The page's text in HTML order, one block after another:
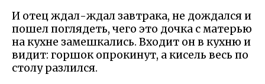
И отец ждал-ждал завтрака, не дождался и
пошел поглядеть, чего это дочка с матерью
на кухне замешкались. Входит он в кухню и
видит: горшок опрокинут, а кисель весь по
столу разлился.